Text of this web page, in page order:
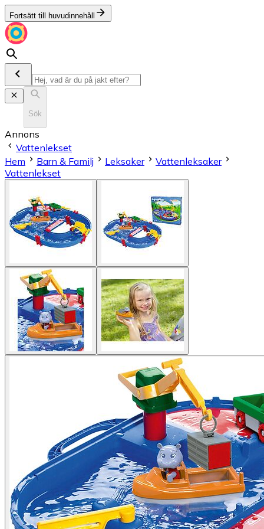
Fortsätt till huvudinnehåll
Sök
Annons
Vattenlekset
Hem
Barn & Familj Leksaker
Vattenleksaker
Vattenlekset